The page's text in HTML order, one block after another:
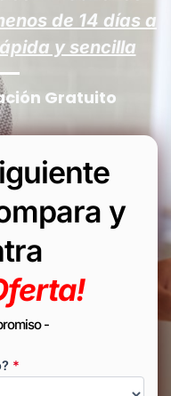
de 14 días a
y sencilla
Gratuito
y
-
*